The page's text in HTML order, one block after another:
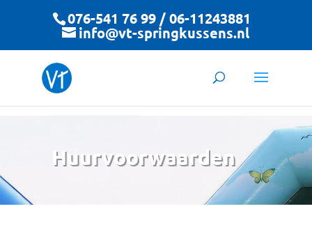
076-541 76 99 / 06-11243881
info@vt-springkussens.nl
Huurvoorwaarden